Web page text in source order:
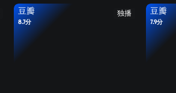
独播
豆瓣
8.7分
豆瓣
7.9分